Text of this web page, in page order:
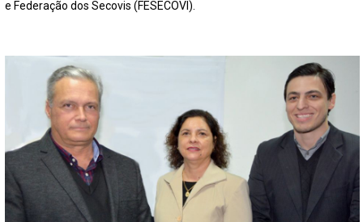
e Federação dos Secovis (FESECOVI).